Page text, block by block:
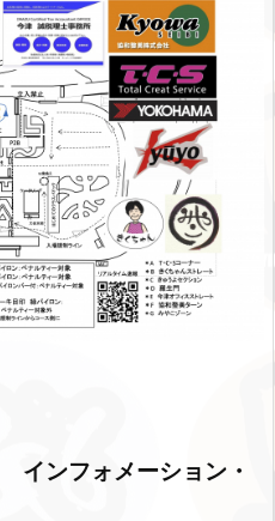
インフォメーション・